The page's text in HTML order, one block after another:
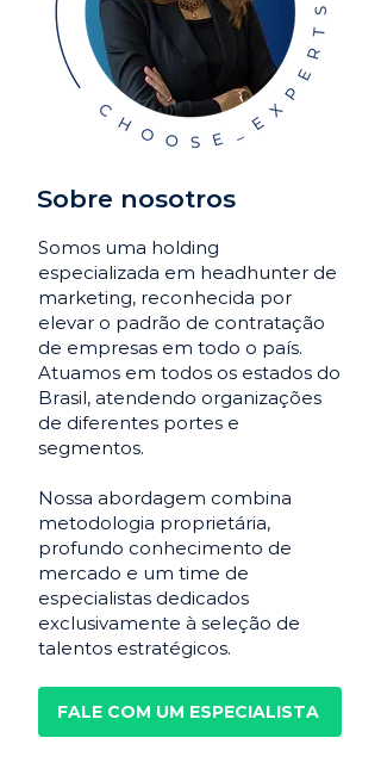
Sobre nosotros
Somos uma holding
especializada em headhunter de
marketing, reconhecida por
elevar o padrão de contratação
de empresas em todo o país.
Atuamos em todos os estados do
Brasil, atendendo organizações
de diferentes portes e
segmentos.
Nossa abordagem combina
metodologia proprietária,
profundo conhecimento de
mercado e um time de
especialistas dedicados
exclusivamente à seleção de
talentos estratégicos.
FALE COM UM ESPECIALISTA